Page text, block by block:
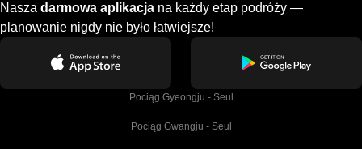
Nasza darmowa aplikacja na każdy etap podróży —
planowanie nigdy nie było łatwiejsze!
Pociąg Gyeongju - Seul
Pociąg Gwangju - Seul